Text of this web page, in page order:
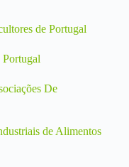
de Portugal
De
de Alimentos